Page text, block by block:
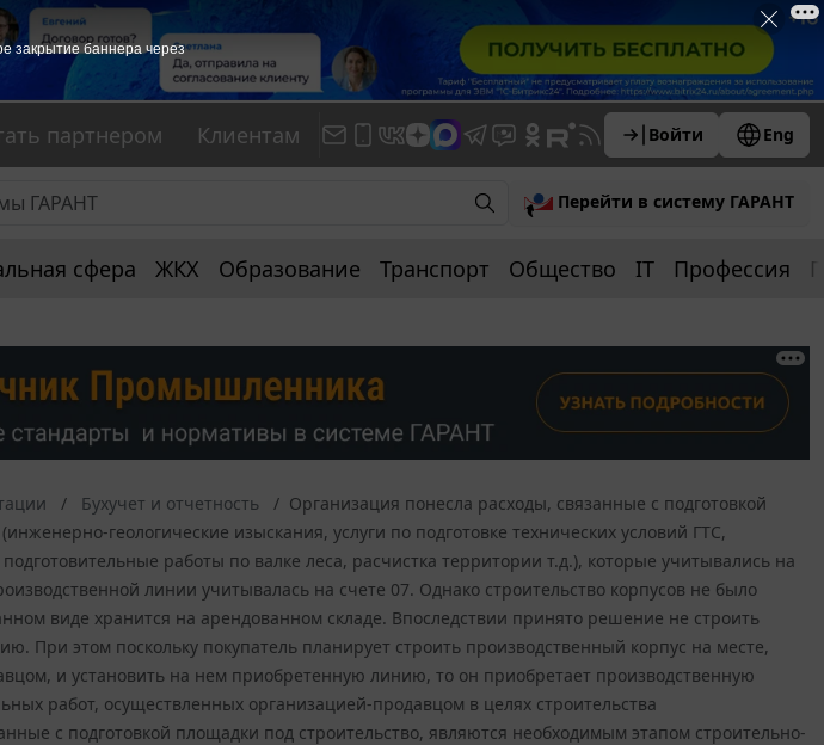
партнером Клиентам Войти Eng
Перейти в систему ГАРАНТ
сфера ЖКХ Образование Транспорт Общество IT Профессия
Бухучет и отчетность
Организация понесла расходы, связанные с подготовкой
геологические изыскания, услуги по подготовке технических условий ГТС,
работы по валке леса, расчистка территории т.д.), которые учитывались на
линии учитывалась на счете 07. Однако строительство корпусов не было
виде хранится на арендованном складе. Впоследствии принято решение не строить
При этом поскольку покупатель планирует строить производственный корпус на месте,
и установить на нем приобретенную линию, то он приобретает производственную
работ, осуществленных организацией-продавцом в целях строительства
с подготовкой площадки под строительство, являются необходимым этапом строительно-
закрытие баннера через